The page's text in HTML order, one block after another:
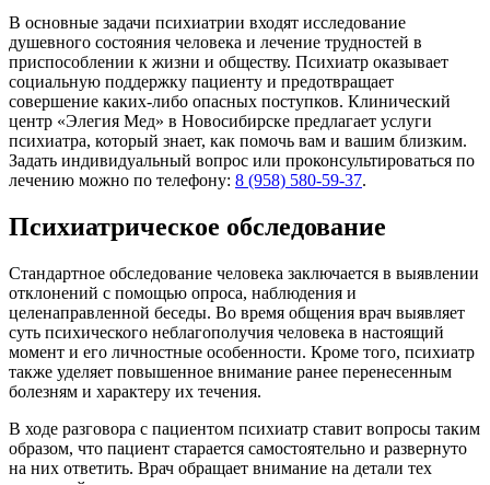
В основные задачи психиатрии входят исследование
душевного состояния человека и лечение трудностей в
приспособлении к жизни и обществу. Психиатр оказывает
социальную поддержку пациенту и предотвращает
совершение каких-либо опасных поступков. Клинический
центр «Элегия Мед» в Новосибирске предлагает услуги
психиатра, который знает, как помочь вам и вашим близким.
Задать индивидуальный вопрос или проконсультироваться по
лечению можно по телефону: 8 (958) 580-59-37.
Психиатрическое обследование
Стандартное обследование человека заключается в выявлении
отклонений с помощью опроса, наблюдения и
целенаправленной беседы. Во время общения врач выявляет
суть психического неблагополучия человека в настоящий
момент и его личностные особенности. Кроме того, психиатр
также уделяет повышенное внимание ранее перенесенным
болезням и характеру их течения.
В ходе разговора с пациентом психиатр ставит вопросы таким
образом, что пациент старается самостоятельно и развернуто
на них ответить. Врач обращает внимание на детали тех